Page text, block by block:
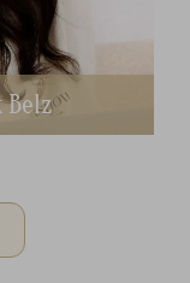
Belz